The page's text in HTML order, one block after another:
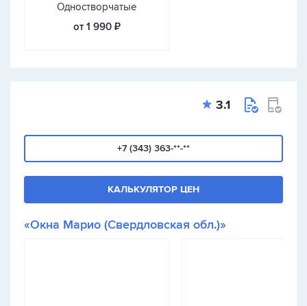
Одностворчатые
от 1 990 ₽
3.1
+7 (343) 363-**-**
КАЛЬКУЛЯТОР ЦЕН
«Окна Марио (Свердловская обл.)»